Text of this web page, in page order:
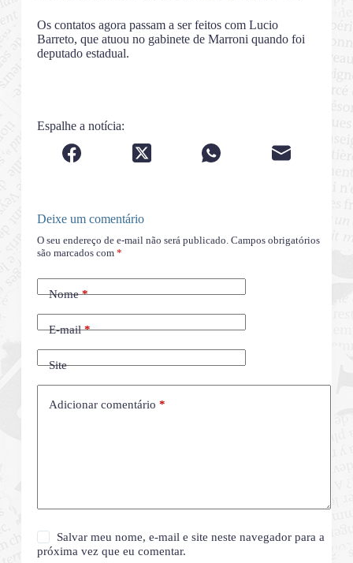
Os contatos agora passam a ser feitos com Lucio
Barreto, que atuou no gabinete de Marroni quando foi
deputado estadual.
Espalhe a notícia:
Deixe um comentário
O seu endereço de e-mail não será publicado. Campos obrigatórios
são marcados com *
Nome*
E-mail*
Site
Adicionar comentário *
Salvar meu nome, e-mail e site neste navegador para a
próxima vez que eu comentar.